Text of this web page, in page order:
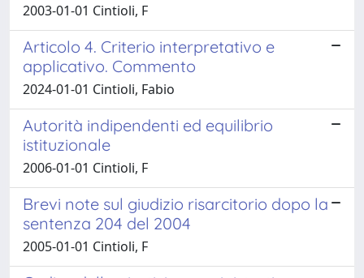
2003-01-01 Cintioli, F
Articolo 4. Criterio interpretativo e
applicativo. Commento
2024-01-01 Cintioli, Fabio
Autorità indipendenti ed equilibrio
istituzionale
2006-01-01 Cintioli, F
Brevi note sul giudizio risarcitorio dopo la
sentenza 204 del 2004
2005-01-01 Cintioli, F